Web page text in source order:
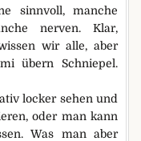
sinnvoll, manche
nerven. Klar,
wir alle, aber
übern Schniepel.
locker sehen und
oder man kann
Was man aber